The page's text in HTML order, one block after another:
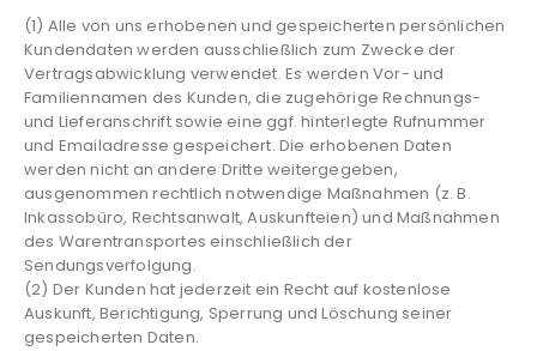
(1) Alle von uns erhobenen und gespeicherten persönlichen
Kundendaten werden ausschließlich zum Zwecke der
Vertragsabwicklung verwendet. Es werden Vor- und
Familiennamen des Kunden, die zugehörige Rechnungs-
und Lieferanschrift sowie eine ggf. hinterlegte Rufnummer
und Emailadresse gespeichert. Die erhobenen Daten
werden nicht an andere Dritte weitergegeben,
ausgenommen rechtlich notwendige Maßnahmen (z. B.
Inkassobüro, Rechtsanwalt, Auskunfteien) und Maßnahmen
des Warentransportes einschließlich der
Sendungsverfolgung.
(2) Der Kunden hat jederzeit ein Recht auf kostenlose
Auskunft, Berichtigung, Sperrung und Löschung seiner
gespeicherten Daten.